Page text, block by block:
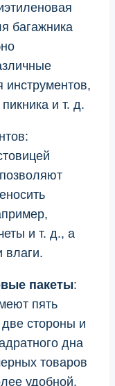
багажника
инструментов,
и т. д.
и т. д., а
влаги.
пакеты:
пять
стороны и
дна
товаров
удобной.